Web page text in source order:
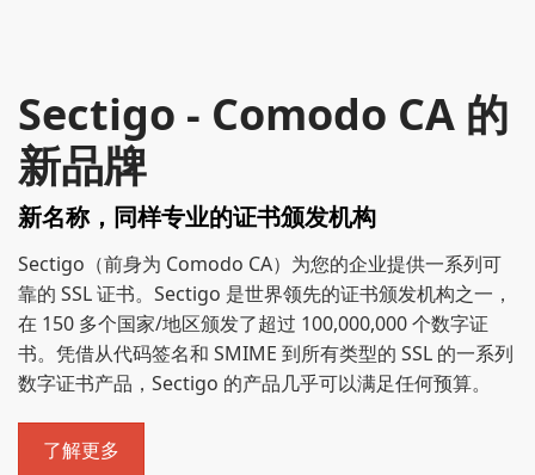
Sectigo - Comodo CA 的
新品牌
新名称，同样专业的证书颁发机构
Sectigo（前身为 Comodo CA）为您的企业提供一系列可
靠的 SSL 证书。Sectigo 是世界领先的证书颁发机构之一，
在 150 多个国家/地区颁发了超过 100,000,000 个数字证
书。凭借从代码签名和 SMIME 到所有类型的 SSL 的一系列
数字证书产品，Sectigo 的产品几乎可以满足任何预算。
了解更多